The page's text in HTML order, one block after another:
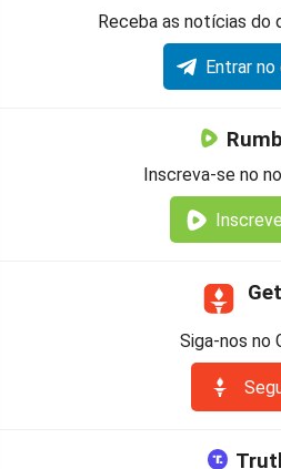
Receba as notícias do
Entrar no
Inscreva-se no
Siga-nos no